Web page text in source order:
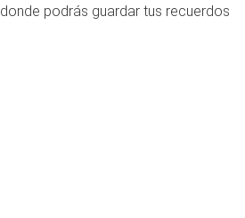
donde podrás guardar tus recuerdos